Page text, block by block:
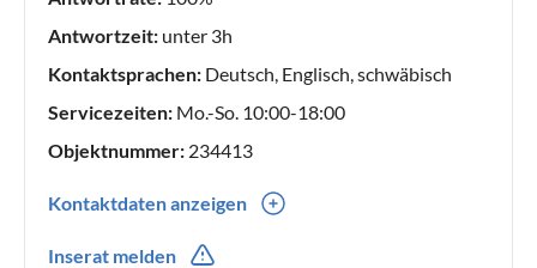
Antwortzeit: unter 3h
Kontaktsprachen: Deutsch, Englisch, schwäbisch
Servicezeiten: Mo.-So. 10:00-18:00
Objektnummer: 234413
Kontaktdaten anzeigen
Inserat melden